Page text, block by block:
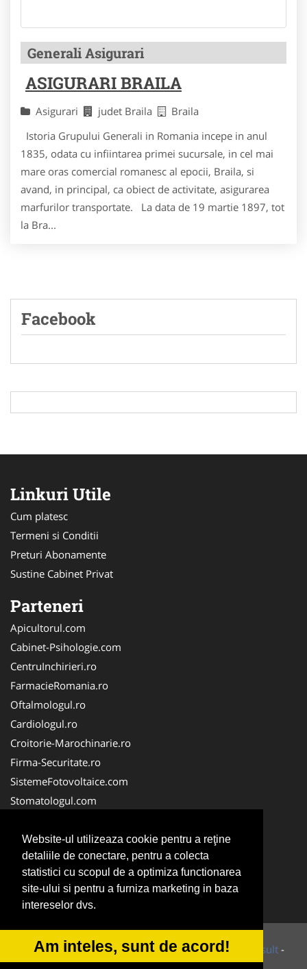
Website-ul utilizeaza cookie pentru a reţine
detaliile de conectare, pentru a colecta
statistici cu scopul de a optimiza functionarea
site-ului si pentru a furniza marketing in baza
intereselor dvs.
Am inteles, sunt de acord!
Generali Asigurari
ASIGURARI BRAILA
Asigurari judet Braila
Braila
Istoria Grupului Generali in Romania incepe in anul
1835, odata cu infiintarea primei sucursale, in cel mai
mare oras comercial romanesc al epocii, Braila, si
avand, in principal, ca obiect de activitate, asigurarea
marfurilor transportate. La data de 19 martie 1897, tot
la Bra...
Facebook
Linkuri Utile
Cum platesc
Termeni si Conditii
Preturi Abonamente
Sustine Cabinet Privat
Parteneri
Apicultorul.com
Cabinet-Psihologie.com
CentruInchirieri.ro
FarmacieRomania.ro
Oftalmologul.ro
Cardiologul.ro
Croitorie-Marochinarie.ro
Firma-Securitate.ro
SistemeFotovoltaice.com
Stomatologul.com
Birouri-Cadastru.ro
Cabinet-Individual.ro
CramaVinuri.ro
InstalatiiSolare.com
© 2014-2026 Powered byVilonMedia&Tokaido Consult -